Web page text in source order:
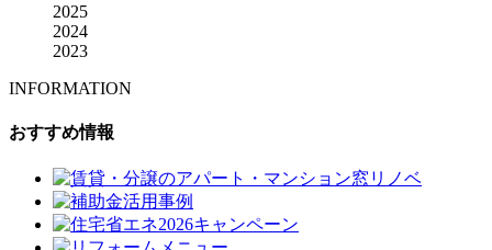
2025
2024
2023
INFORMATION
おすすめ情報